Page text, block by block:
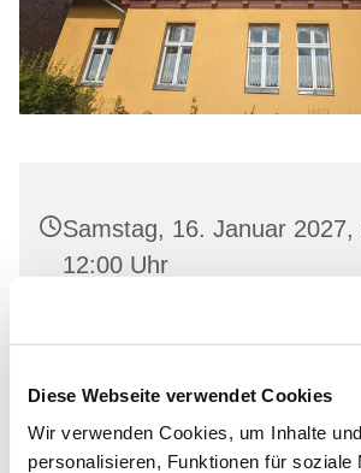
Diese Webseite verwendet Cookies
Wir verwenden Cookies, um Inhalte
personalisieren, Funktionen für soziale
Samstag, 16. Januar 2027,
12:00 Uhr
Pfarrhaus Bralitz,